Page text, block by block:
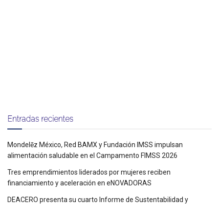
Entradas recientes
Mondelēz México, Red BAMX y Fundación IMSS impulsan
alimentación saludable en el Campamento FIMSS 2026
Tres emprendimientos liderados por mujeres reciben
financiamiento y aceleración en eNOVADORAS
DEACERO presenta su cuarto Informe de Sustentabilidad y